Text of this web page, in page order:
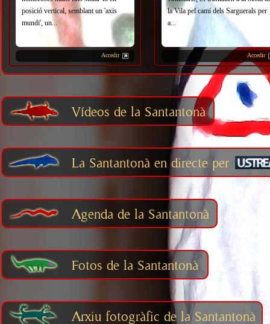
posició vertical, semblant un 'axis
mundi', un...
Accedir
la Vila pel camí dels Sarguerals per
a...
Accedir
Vídeos de la Santantonà
La Santantonà en directe per
Agenda de la Santantonà
Fotos de la Santantonà
Arxiu fotogràfic de la Santantonà